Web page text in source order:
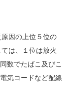
因の上位５位の
は、１位は放火
数でたばこ及びこ
気コードなど配線